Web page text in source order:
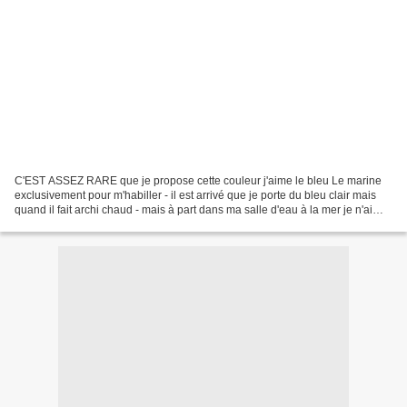
C'EST ASSEZ RARE que je propose cette couleur j'aime le bleu Le marine
exclusivement pour m'habiller - il est arrivé que je porte du bleu clair mais
quand il fait archi chaud - mais à part dans ma salle d'eau à la mer je n'ai